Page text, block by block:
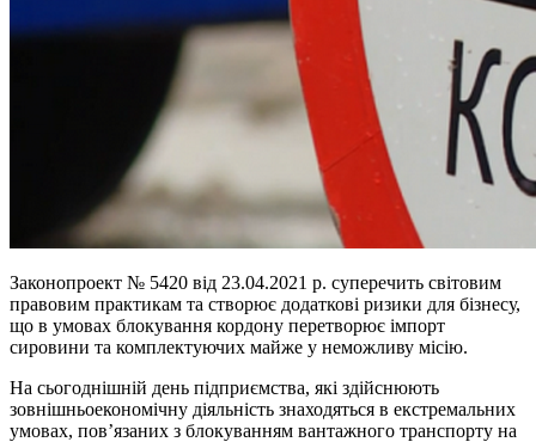
Законопроект № 5420 від 23.04.2021 р. суперечить світовим
правовим практикам та створює додаткові ризики для бізнесу,
що в умовах блокування кордону перетворює імпорт
сировини та комплектуючих майже у неможливу місію.
На сьогоднішній день підприємства, які здійснюють
зовнішньоекономічну діяльність знаходяться в екстремальних
умовах, пов’язаних з блокуванням вантажного транспорту на